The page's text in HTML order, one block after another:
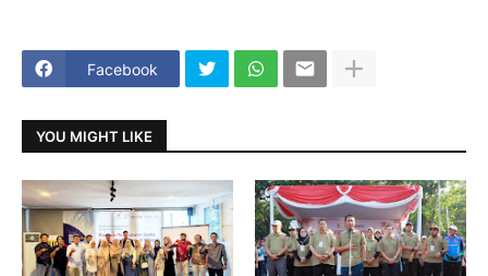
Facebook
YOU MIGHT LIKE